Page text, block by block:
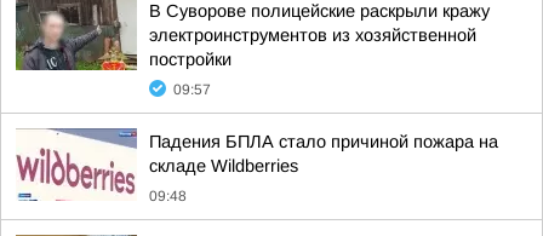
В Суворове полицейские раскрыли кражу
электроинструментов из хозяйственной
постройки
09:57
Падения БПЛА стало причиной пожара на
складе Wildberries
09:48